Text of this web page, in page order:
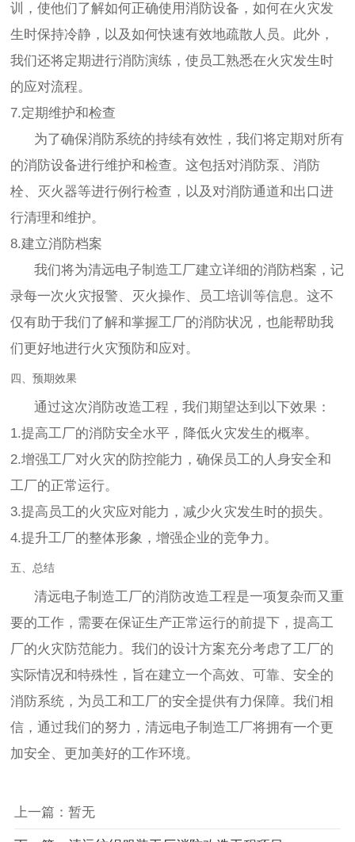
训，使他们了解如何正确使用消防设备，如何在火灾发
生时保持冷静，以及如何快速有效地疏散人员。此外，
我们还将定期进行消防演练，使员工熟悉在火灾发生时
的应对流程。
7.定期维护和检查
为了确保消防系统的持续有效性，我们将定期对所有
的消防设备进行维护和检查。这包括对消防泵、消防
栓、灭火器等进行例行检查，以及对消防通道和出口进
行清理和维护。
8.建立消防档案
我们将为清远电子制造工厂建立详细的消防档案，记
录每一次火灾报警、灭火操作、员工培训等信息。这不
仅有助于我们了解和掌握工厂的消防状况，也能帮助我
们更好地进行火灾预防和应对。
四、预期效果
通过这次消防改造工程，我们期望达到以下效果：
1.提高工厂的消防安全水平，降低火灾发生的概率。
2.增强工厂对火灾的防控能力，确保员工的人身安全和
工厂的正常运行。
3.提高员工的火灾应对能力，减少火灾发生时的损失。
4.提升工厂的整体形象，增强企业的竞争力。
五、总结
清远电子制造工厂的消防改造工程是一项复杂而又重
要的工作，需要在保证生产正常运行的前提下，提高工
厂的火灾防范能力。我们的设计方案充分考虑了工厂的
实际情况和特殊性，旨在建立一个高效、可靠、安全的
消防系统，为员工和工厂的安全提供有力保障。我们相
信，通过我们的努力，清远电子制造工厂将拥有一个更
加安全、更加美好的工作环境。
上一篇：暂无